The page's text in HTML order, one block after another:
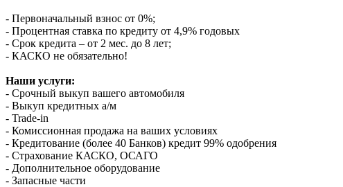
- Первоначальный взнос от 0%;
- Процентная ставка по кредиту от 4,9% годовых
- Срок кредита – от 2 мес. до 8 лет;
- КАСКО не обязательно!
Наши услуги:
- Срочный выкуп вашего автомобиля
- Выкуп кредитных а/м
- Trade-in
- Комиссионная продажа на ваших условиях
- Кредитование (более 40 Банков) кредит 99% одобрения
- Страхование КАСКО, ОСАГО
- Дополнительное оборудование
- Запасные части